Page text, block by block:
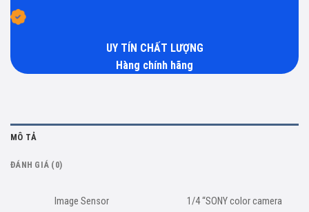
UY TÍN CHẤT LƯỢNG
Hàng chính hãng
MÔ TẢ
ĐÁNH GIÁ (0)
Image Sensor 1/4 “SONY color camera